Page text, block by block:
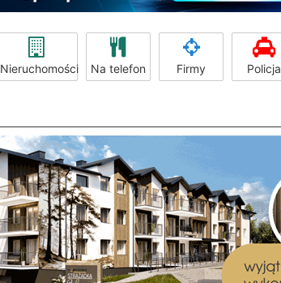
Nieruchomości Na telefon Firmy Policja